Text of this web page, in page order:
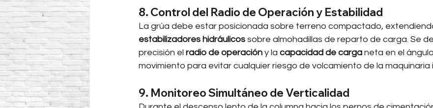
8. Control del Radio de Operación y Estabilidad
La grúa debe estar posicionada sobre terreno compactado,
estabilizadores hidráulicos sobre almohadillas de reparto de carga. Se
precisión el radio de operación y la capacidad de carga neta en el
movimiento para evitar cualquier riesgo de volcamiento de la maquinaria
9. Monitoreo Simultáneo de Verticalidad